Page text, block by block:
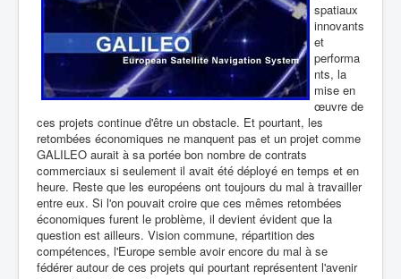
spatiaux
innovants
et
performa
nts, la
mise en
œuvre de
ces projets continue d'être un obstacle. Et pourtant, les
retombées économiques ne manquent pas et un projet comme
GALILEO aurait à sa portée bon nombre de contrats
commerciaux si seulement il avait été déployé en temps et en
heure. Reste que les européens ont toujours du mal à travailler
entre eux. Si l'on pouvait croire que ces mêmes retombées
économiques furent le problème, il devient évident que la
question est ailleurs. Vision commune, répartition des
compétences, l'Europe semble avoir encore du mal à se
fédérer autour de ces projets qui pourtant représentent l'avenir